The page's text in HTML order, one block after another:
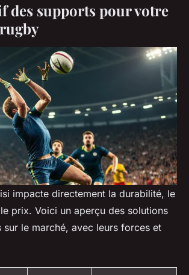
des supports pour votre
impacte directement la durabilité, le
prix. Voici un aperçu des solutions
sur le marché, avec leurs forces et